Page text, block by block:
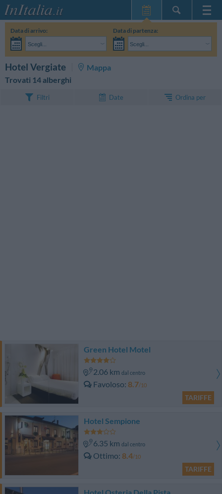
Home Page
Le mie Prenotazioni
InItalia Club
Data di arrivo:
Scegli...
Data di partenza:
Scegli...
Hotel Vergiate
Mappa
Trovati 14 alberghi
Filtri Date Ordina per
Green Hotel Motel
2.06 km dal centro
Favoloso 8.7/10
TARIFFE
Hotel Sempione
6.35 km dal centro
Ottimo 8.4/10
TARIFFE